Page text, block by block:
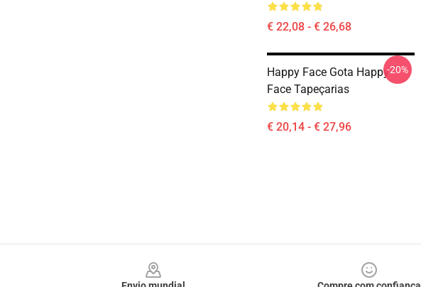
€ 22,08 - € 26,68
Happy Face Gota Happy
Face Tapeçarias
€ 20,14 - € 27,96
-20%